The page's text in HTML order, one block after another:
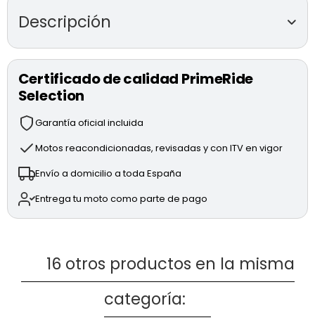
Descripción
Motor bicilíndrico Testastretta 11º de 111CV y 937cc.
Sistema de frenada BREMBO M4.32.
DQS, DSC, DTS, DWC Y ABS.
ajustables.
* MOTO UBICADA EN ZARAGOZA
Certificado de calidad PrimeRide
Selection
Garantía oficial incluida
Motos reacondicionadas, revisadas y con ITV en vigor
Envío a domicilio a toda España
Entrega tu moto como parte de pago
16 otros productos en la misma
categoría: